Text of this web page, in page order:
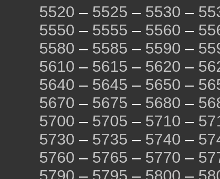
5520 – 5525 – 5530 –
5550 – 5555 – 5560 –
5580 – 5585 – 5590 –
5610 – 5615 – 5620 –
5640 – 5645 – 5650 –
5670 – 5675 – 5680 –
5700 – 5705 – 5710 –
5730 – 5735 – 5740 –
5760 – 5765 – 5770 –